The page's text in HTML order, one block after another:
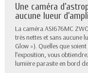
Une caméra
aucune lueur
La caméra ASI676MC
très nettes et sans aucune
Glow »). Quelles que
l’exposition, vous
lumière parasite en bord